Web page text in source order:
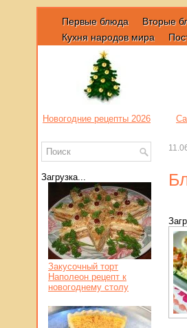
Первые блюда Вторые
Кухня народов мира
Новогодние рецепты 2026
Загрузка...
Закусочный торт
Наполеон рецепт к
новогоднему столу